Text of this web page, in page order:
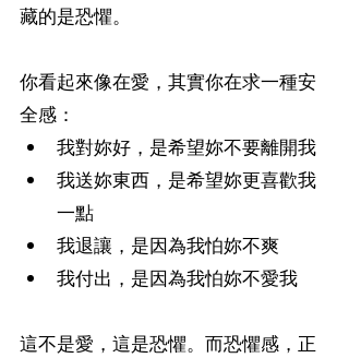
藏的是恐懼。
你看起來像在愛，其實你在求一種安
全感：
我對妳好，是希望妳不要離開我
我送妳東西，是希望妳更喜歡我
一點
我退讓，是因為我怕妳不爽
我付出，是因為我怕妳不愛我
這不是愛，這是恐懼。而恐懼感，正